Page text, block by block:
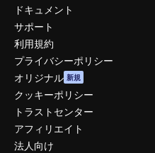
ドキュメント
サポート
利用規約
プライバシーポリシー
オリジナル 新規
クッキーポリシー
トラストセンター
アフィリエイト
法人向け